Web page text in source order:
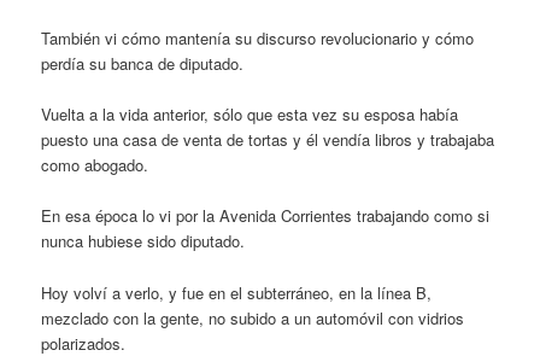
También vi cómo mantenía su discurso revolucionario y cómo
perdía su banca de diputado.
Vuelta a la vida anterior, sólo que esta vez su esposa había
puesto una casa de venta de tortas y él vendía libros y trabajaba
como abogado.
En esa época lo vi por la Avenida Corrientes trabajando como si
nunca hubiese sido diputado.
Hoy volví a verlo, y fue en el subterráneo, en la línea B,
mezclado con la gente, no subido a un automóvil con vidrios
polarizados.